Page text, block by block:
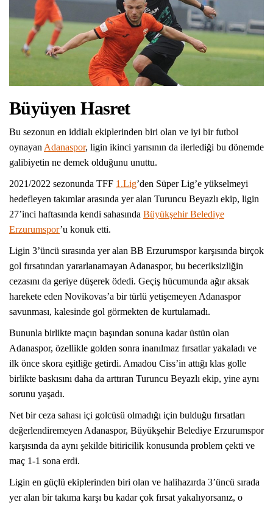
Büyüyen Hasret
Bu sezonun en iddialı ekiplerinden biri olan ve iyi bir futbol
oynayan Adanaspor, ligin ikinci yarısının da ilerlediği bu dönemde
galibiyetin ne demek olduğunu unuttu.
2021/2022 sezonunda TFF 1.Lig’den Süper Lig’e yükselmeyi
hedefleyen takımlar arasında yer alan Turuncu Beyazlı ekip, ligin
27’inci haftasında kendi sahasında Büyükşehir Belediye
Erzurumspor’u konuk etti.
Ligin 3’üncü sırasında yer alan BB Erzurumspor karşısında birçok
gol fırsatından yararlanamayan Adanaspor, bu beceriksizliğin
cezasını da geriye düşerek ödedi. Geçiş hücumunda ağır aksak
harekete eden Novikovas’a bir türlü yetişemeyen Adanaspor
savunması, kalesinde gol görmekten de kurtulamadı.
Bununla birlikte maçın başından sonuna kadar üstün olan
Adanaspor, özellikle golden sonra inanılmaz fırsatlar yakaladı ve
ilk önce skora eşitliğe getirdi. Amadou Ciss’in attığı klas golle
birlikte baskısını daha da arttıran Turuncu Beyazlı ekip, yine aynı
sorunu yaşadı.
Net bir ceza sahası içi golcüsü olmadığı için bulduğu fırsatları
değerlendiremeyen Adanaspor, Büyükşehir Belediye Erzurumspor
karşısında da aynı şekilde bitiricilik konusunda problem çekti ve
maç 1-1 sona erdi.
Ligin en güçlü ekiplerinden biri olan ve halihazırda 3’üncü sırada
yer alan bir takıma karşı bu kadar çok fırsat yakalıyorsanız, o